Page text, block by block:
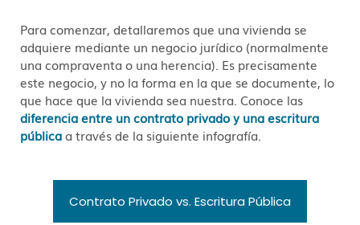
Para comenzar, detallaremos que una vivienda se
adquiere mediante un negocio jurídico (normalmente
una compraventa o una herencia). Es precisamente
este negocio, y no la forma en la que se documente, lo
que hace que la vivienda sea nuestra. Conoce las
diferencia entre un contrato privado y una escritura
públicaa través de la siguiente infografía.
Contrato Privado vs. Escritura Pública